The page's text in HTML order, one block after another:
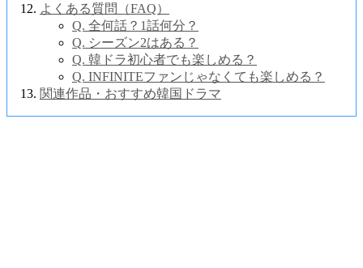
よくある質問（FAQ）
Q. 全何話？1話何分？
Q. シーズン2はある？
Q. 韓ドラ初心者でも楽しめる？
Q. INFINITEファンじゃなくても楽しめる？
関連作品・おすすめ韓国ドラマ